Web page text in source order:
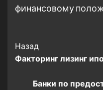
финансовому
Post
Navigation
Назад
Факторинг лизинг
Банки по